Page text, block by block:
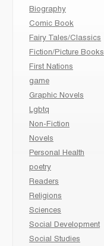
Biography
Comic Book
Fairy Tales/Classics
Fiction/Picture Books
First Nations
game
Graphic Novels
Lgbtq
Non-Fiction
Novels
Personal Health
poetry
Readers
Religions
Sciences
Social Development
Social Studies